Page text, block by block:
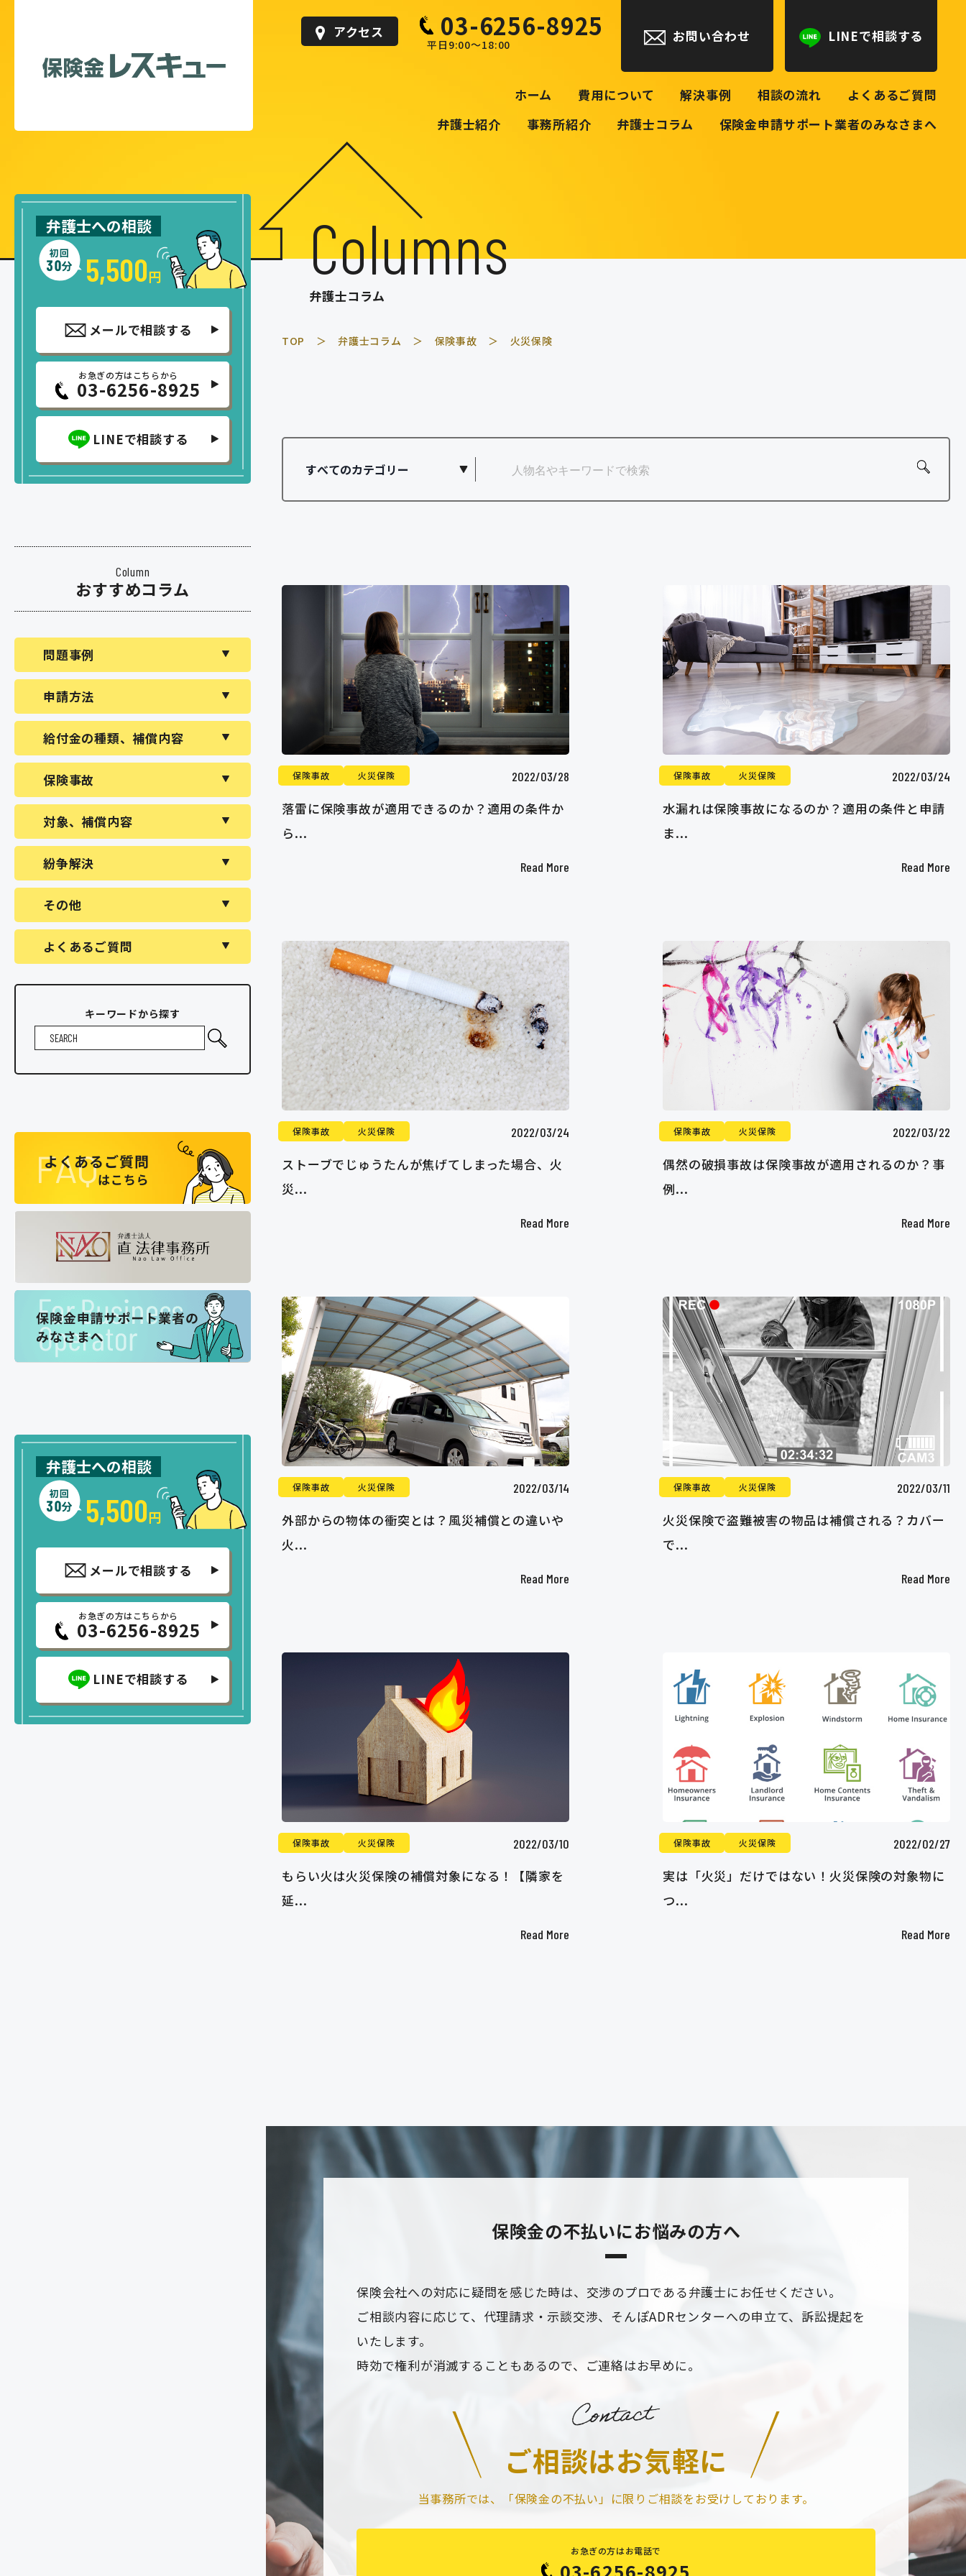
アクセス 03-6256-8925
平日9:00～18:00
お問い合わせ LINEで相談する
ホーム 費用について 解決事例 相談の流れ
よくあるご質問
弁護士紹介
事務所紹介 弁護士コラム 保険金申請サポート業者のみなさまへ
弁護士紹介
事務所紹介
保険金申請サポート業者のみなさまへ
Columns
弁護士コラム
TOP 弁護士コラム 保険事故 火災保険
保険事故 火災保険 2022/03/28
落雷に保険事故が適用できるのか？適用の条件か
ら...
Read More
保険事故 火災保険 2022/03/24
水漏れは保険事故になるのか？適用の条件と申請
ま...
Read More
保険事故 火災保険 2022/03/24
ストーブでじゅうたんが焦げてしまった場合、火
災...
Read More
保険事故 火災保険 2022/03/22
偶然の破損事故は保険事故が適用されるのか？事
例...
Read More
保険事故 火災保険 2022/03/14
外部からの物体の衝突とは？風災補償との違いや
火...
Read More
保険事故 火災保険 2022/03/11
火災保険で盗難被害の物品は補償される？カバー
で...
Read More
保険事故 火災保険 2022/03/10
もらい火は火災保険の補償対象になる！【隣家を
延...
Read More
保険事故 火災保険 2022/02/27
実は「火災」だけではない！火災保険の対象物に
つ...
Read More
保険金の不払いにお悩みの方へ
保険会社への対応に疑問を感じた時は、交渉のプロである弁護士にお任せください。
ご相談内容に応じて、代理請求・示談交渉、そんぽADRセンターへの申立て、訴訟提起を
いたします。
時効で権利が消滅することもあるので、ご連絡はお早めに。
ご相談はお気軽に
当事務所では、「保険金の不払い」に限りご相談をお受けしております。
お急ぎの方はお電話で
03-6256-8925
弁護士への相談
5,500円
メールで相談する
お急ぎの方はこちらから
03-6256-8925
LINEで相談する
Column
おすすめコラム
問題事例
申請方法
給付金の種類、補償内容
保険事故
対象、補償内容
紛争解決
その他
よくあるご質問
キーワードから探す
弁護士への相談
5,500円
メールで相談する
お急ぎの方はこちらから
03-6256-8925
LINEで相談する